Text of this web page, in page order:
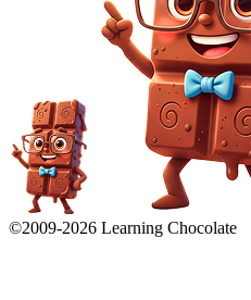
©2009-2026 Learning Chocolate